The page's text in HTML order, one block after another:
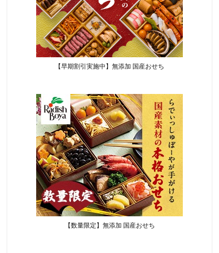
【早期割引実施中】無添加 国産おせち
【数量限定】無添加 国産おせち